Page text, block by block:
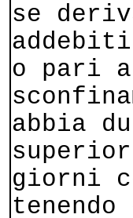
se
o pari
abbia
giorni